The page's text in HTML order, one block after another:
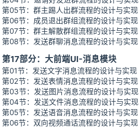
第05节：群主踢人出群流程的设计与实现
第06节：成员退出群组流程的设计与实现
第07节：群主解散群组流程的设计与实现
第08节：发送群聊消息流程的设计与实现
第17部分：大前端UI-消息模块
第01节：发送文字消息流程的设计与实现
第02节：发送表情消息流程的设计与实现
第03节：发送图片消息流程的设计与实现
第04节：发送文件消息流程的设计与实现
第05节：发送语音消息流程的设计与实现
第06节：双向视频通话流程的设计与实现